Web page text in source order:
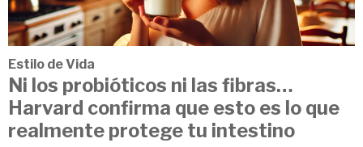
Estilo de Vida
Ni los probióticos ni las fibras…
Harvard confirma que esto es lo que
realmente protege tu intestino